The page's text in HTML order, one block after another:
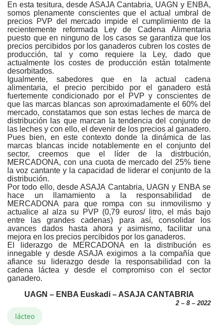
En esta tesitura, desde ASAJA Cantabria, UAGN y ENBA,
somos plenamente conscientes que el actual umbral de
precios PVP del mercado impide el cumplimiento de la
recientemente reformada Ley de Cadena Alimentaria
puesto que en ninguno de los casos se garantiza que los
precios percibidos por los ganaderos cubren los costes de
producción, tal y como requiere la Ley, dado que
actualmente los costes de producción están totalmente
desorbitados.
Igualmente, sabedores que en la actual cadena
alimentaria, el precio percibido por el ganadero está
fuertemente condicionado por el PVP y conscientes de
que las marcas blancas son aproximadamente el 60% del
mercado, constatamos que son estas leches de marca de
distribución las que marcan la tendencia del conjunto de
las leches y con ello, el devenir de los precios al ganadero.
Pues bien, en este contexto donde la dinámica de las
marcas blancas incide notablemente en el conjunto del
sector, creemos que el líder de la distrbución,
MERCADONA, con una cuota de mercado del 25% tiene
la voz cantante y la capacidad de liderar el conjunto de la
distribución.
Por todo ello, desde ASAJA Cantabria, UAGN y ENBA se
hace un llamamiento a la responsabilidad de
MERCADONA para que rompa con su inmovilismo y
actualice al alza su PVP (0,79 euros/ litro, el más bajo
entre las grandes cadenas) para así, consolidar los
avances dados hasta ahora y asimismo, facilitar una
mejora en los precios percibidos por los ganaderos.
El liderazgo de MERCADONA en la distribución es
innegable y desde ASAJA exigimos a la compañía que
afiance su liderazgo desde la responsabilidad con la
cadena láctea y desde el compromiso con el sector
ganadero.
UAGN – ENBA Euskadi – ASAJA CANTABRIA
2 – 8 – 2022
lácteo